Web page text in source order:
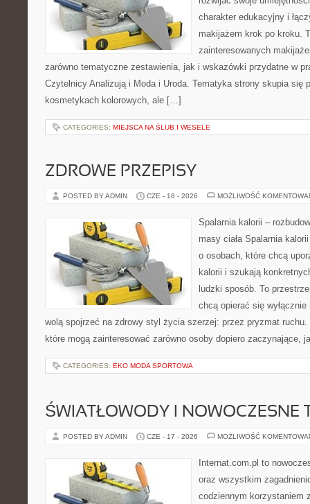
charakter edukacyjny i
makijażem krok po kroku.
zainteresowanych
zarówno tematyczne zestawienia, jak i wskazówki przydatne w
Czytelnicy Analizują i Moda i Uroda. Tematyka strony skupia się
kosmetykach kolorowych, ale […]
CATEGORIES: MIEJSCA NA ŚLUB I WESELE
ZDROWE PRZEPISY
POSTED BY ADMIN CZE - 18 - 2026 MOŻLIWOŚĆ
Spalarnia kalorii –
masy ciała Spalarnia
o osobach, które chcą
kalorii i szukają
ludzki sposób. To
chcą opierać się
wolą spojrzeć na zdrowy styl życia szerzej: przez pryzmat
które mogą zainteresować zarówno osoby dopiero
CATEGORIES: EKO MODA SPORTOWA
ŚWIATŁOWODY I NOWOCZESNE
POSTED BY ADMIN CZE - 17 - 2026 MOŻLIWOŚĆ
Internat.com.pl to
oraz wszystkim
codziennym korzystaniem